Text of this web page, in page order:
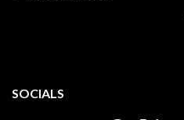
SOCIALS